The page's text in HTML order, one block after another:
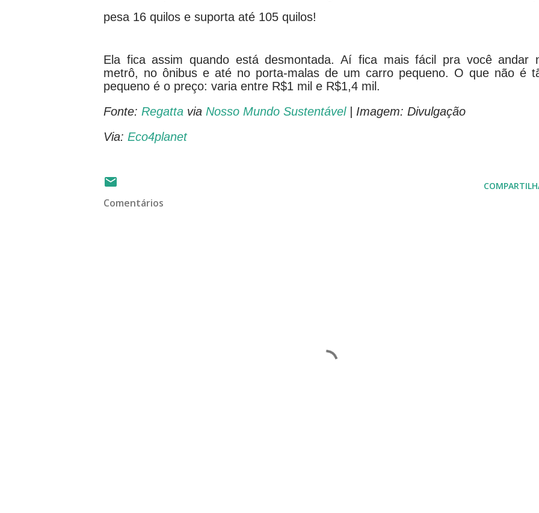
pesa 16 quilos e suporta até 105 quilos!
Ela fica assim quando está desmontada. Aí fica mais fácil pra você andar
metrô, no ônibus e até no porta-malas de um carro pequeno. O que não é
pequeno é o preço: varia entre R$1 mil e R$1,4 mil.
Fonte: Regatta via Nosso Mundo Sustentável| Imagem: Divulgação
Via: Eco4planet
Comentários